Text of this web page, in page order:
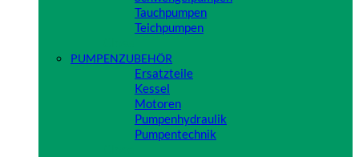
Tauchpumpen
Teichpumpen
PUMPENZUBEHÖR
Ersatzteile
Kessel
Motoren
Pumpenhydraulik
Pumpentechnik